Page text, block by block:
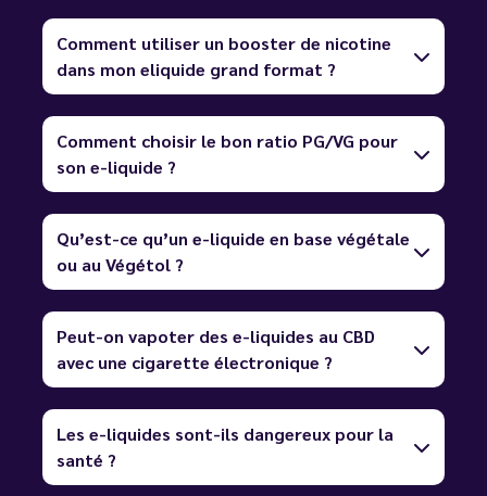
Comment utiliser un booster de nicotine
dans mon eliquide grand format ?
Comment choisir le bon ratio PG/VG pour
son e-liquide ?
Qu’est-ce qu’un e-liquide en base végétale
ou au Végétol ?
Peut-on vapoter des e-liquides au CBD
avec une cigarette électronique ?
Les e-liquides sont-ils dangereux pour la
santé ?